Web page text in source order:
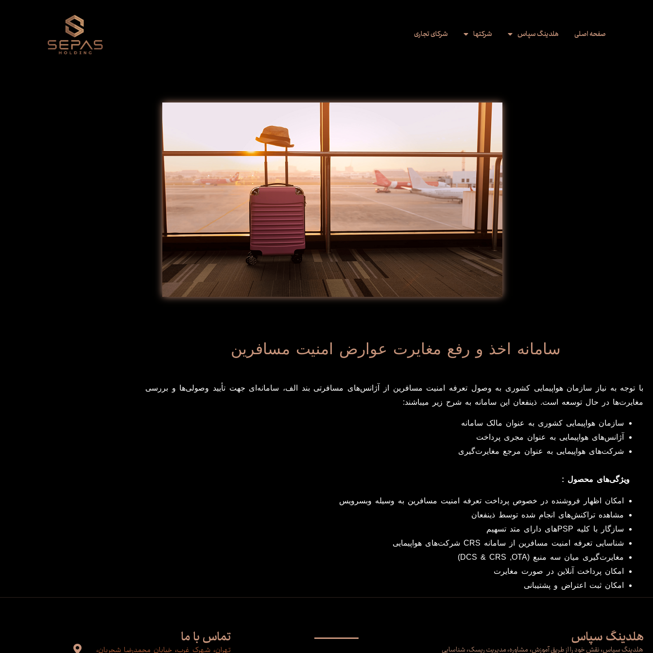
صفحه اصلی هلدینگ سپاس شرکت‌ها شرکای تجاری
سامانه اخذ و رفع مغایرت عوارض امنیت مسافرین
با توجه به نیاز سازمان هواپیمایی کشوری به وصول تعرفه امنیت مسافرین از آژانس‌های مسافرتی بند الف، سامانه‌ای جهت تأیید وصولی‌ها و بررسی
مغایرت‌ها در حال توسعه است. ذینفعان این سامانه به شرح زیر میباشند:
سازمان هواپیمایی کشوری به عنوان مالک سامانه
آژانس‌های هواپیمایی به عنوان مجری پرداخت
شرکت‌های هواپیمایی به عنوان مرجع مغایرت‌گیری
ویژگی‌های محصول :
امکان اظهار فروشنده در خصوص پرداخت تعرفه امنیت مسافرین به وسیله وبسرویس
مشاهده تراکنش‌های انجام شده توسط ذینفعان
سازگار با کلیه PSPهای دارای متد تسهیم
شناسایی تعرفه امنیت مسافرین از سامانه CRS شرکت‌های هواپیمایی
مغایرت‌گیری میان سه منبع (DCS & CRS ,OTA)
امکان پرداخت آنلاین در صورت مغایرت
امکان ثبت اعتراض و پشتیبانی
هلدینگ سپاس
هلدینگ سپاس، نقش خود را از طریق آموزش، مشاوره، مدیریت ریسک، شناسایی
تماس با ما
تهران، شهرک غرب، خیابان محمدرضا شجریان،